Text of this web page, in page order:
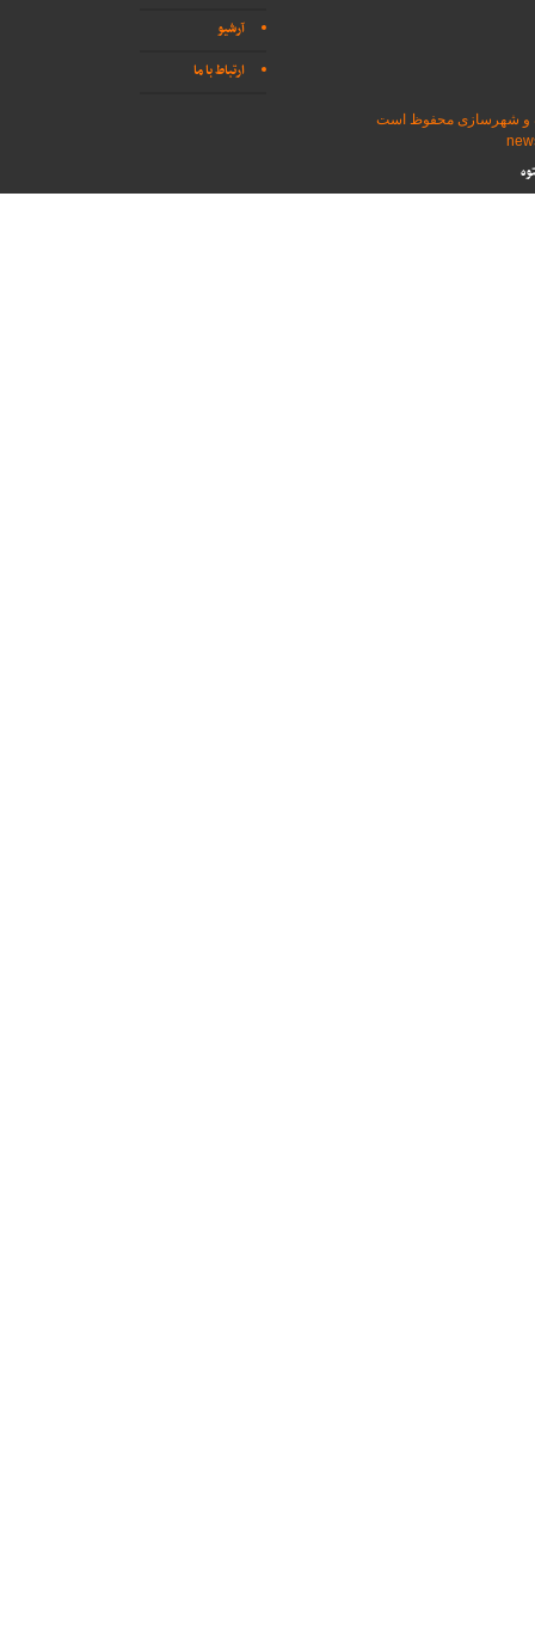
آرشیو
ارتباط با ما
و شهرسازی محفوظ است